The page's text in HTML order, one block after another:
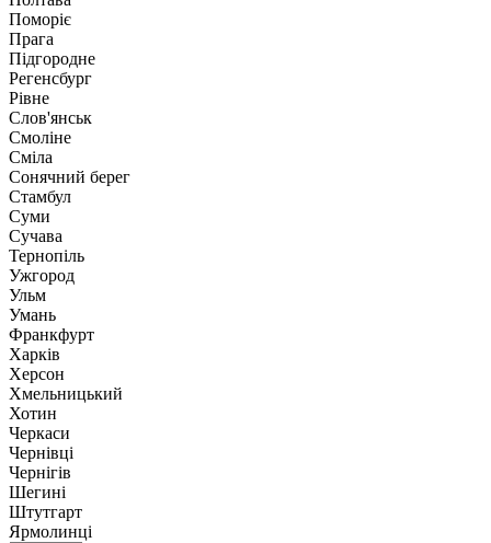
Поморіє
Прага
Підгородне
Регенсбург
Рівне
Слов'янськ
Смоліне
Сміла
Сонячний берег
Стамбул
Суми
Сучава
Тернопіль
Ужгород
Ульм
Умань
Франкфурт
Харків
Херсон
Хмельницький
Хотин
Черкаси
Чернівці
Чернігів
Шегині
Штутгарт
Ярмолинці